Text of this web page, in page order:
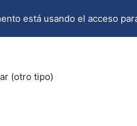
está usando el acceso
(otro tipo)